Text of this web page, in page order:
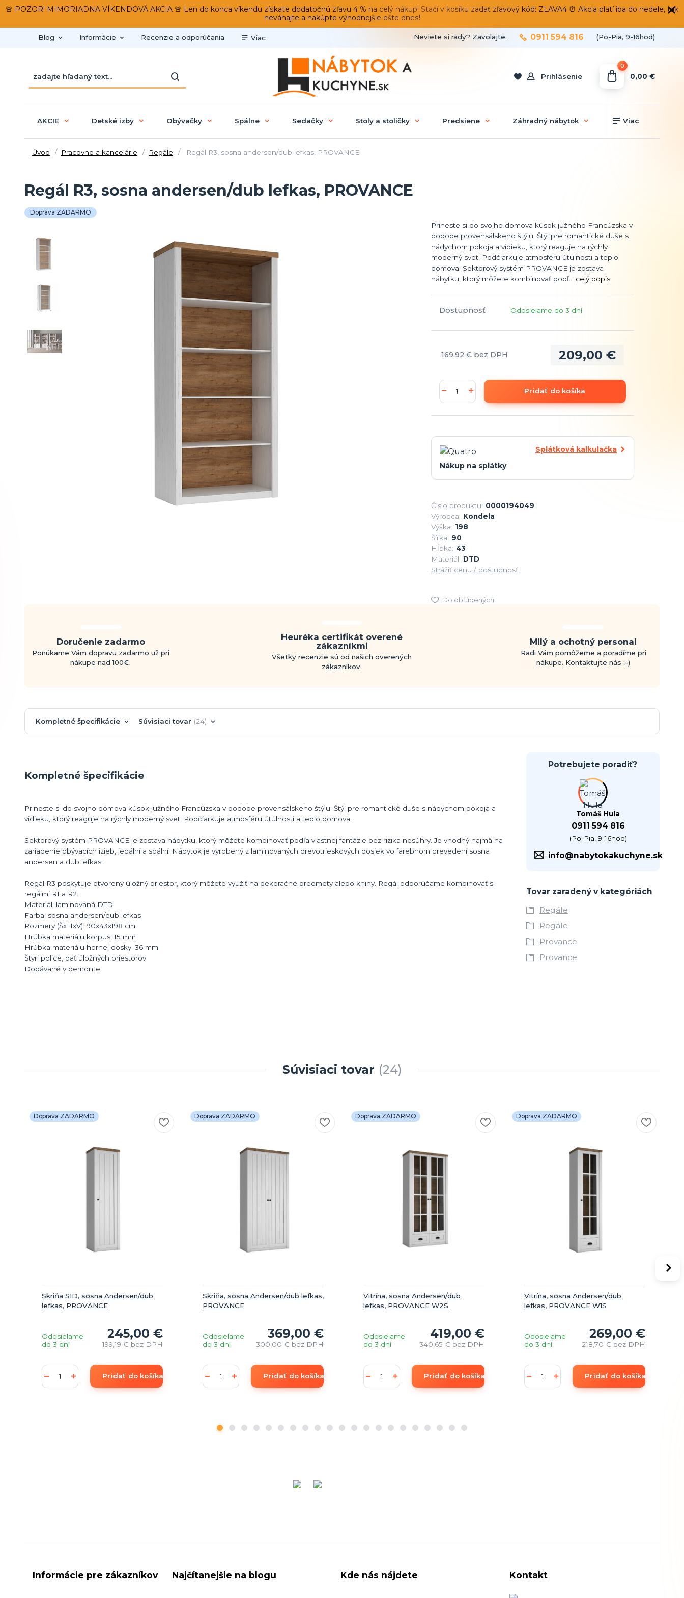
🚨 POZOR! MIMORIADNA VÍKENDOVÁ AKCIA 🚨 Len do konca víkendu získate dodatočnú zľavu 4 % na celý nákup! Stačí v košíku zadať zľavový kód: ZLAVA4 ⏰ Akcia platí iba do nedele, tak
neváhajte a nakúpte výhodnejšie ešte dnes!
Blog Informácie Recenzie a odporúčania Viac
Prihlásenie
Neviete si rady? Zavolajte. 0911 594 816 (Po-Pia, 9-16hod)
0
0,00 €
AKCIE Detské izby Obývačky Spálne Sedačky Stoly a stoličky Predsiene Záhradný nábytok Viac
Úvod Pracovne a kancelárie Regále Regál R3, sosna andersen/dub lefkas, PROVANCE
Regál R3, sosna andersen/dub lefkas, PROVANCE
Doprava ZADARMO
Prineste si do svojho domova kúsok južného Francúzska v
podobe provensálskeho štýlu. Štýl pre romantické duše s
nádychom pokoja a vidieku, ktorý reaguje na rýchly
moderný svet. Podčiarkuje atmosféru útulnosti a teplo
domova. Sektorový systém PROVANCE je zostava
nábytku, ktorý môžete kombinovať podľ... celý popis
Dostupnosť Odosielame do 3 dní
209,00 €
169,92 € bez DPH
Pridať do košíka
Splátková kalkulačka
Nákup na splátky
Číslo produktu: 0000194049
Výrobca: Kondela
Výška: 198
Šírka: 90
Hĺbka: 43
Materiál: DTD
Strážiť cenu / dostupnosť
Do obľúbených
Doručenie zadarmo
Ponúkame Vám dopravu zadarmo už pri
nákupe nad 100€.
Heuréka certifikát overené
zákazníkmi
Všetky recenzie sú od našich overených
zákazníkov.
Milý a ochotný personal
Radi Vám pomôžeme a poradíme pri
nákupe. Kontaktujte nás ;-)
Kompletné špecifikácie Súvisiaci tovar 24
Kompletné špecifikácie
Prineste si do svojho domova kúsok južného Francúzska v podobe provensálskeho štýlu. Štýl pre romantické duše s nádychom pokoja a
vidieku, ktorý reaguje na rýchly moderný svet. Podčiarkuje atmosféru útulnosti a teplo domova.
Sektorový systém PROVANCE je zostava nábytku, ktorý môžete kombinovať podľa vlastnej fantázie bez rizika nesúhry. Je vhodný najmä na
zariadenie obývacích izieb, jedální a spální. Nábytok je vyrobený z laminovaných drevotrieskových dosiek vo farebnom prevedení sosna
andersen a dub lefkas.
Regál R3 poskytuje otvorený úložný priestor, ktorý môžete využiť na dekoračné predmety alebo knihy. Regál odporúčame kombinovať s
regálmi R1 a R2.
Materiál: laminovaná DTD
Farba: sosna andersen/dub lefkas
Rozmery (ŠxHxV): 90x43x198 cm
Hrúbka materiálu korpus: 15 mm
Hrúbka materiálu hornej dosky: 36 mm
Štyri police, päť úložných priestorov
Dodávané v demonte
Potrebujete poradiť?
Tomáš Hula
0911 594 816
(Po-Pia, 9-16hod)
info@nabytokakuchyne.sk
Tovar zaradený v kategóriách
Regále
Regále
Provance
Provance
Súvisiaci tovar 24
Doprava ZADARMO
Skriňa S1D, sosna Andersen/dub
lefkas, PROVANCE
245,00 €
199,19 € bez DPH
Odosielame
do 3 dní
Pridať do košíka
Doprava ZADARMO
Skriňa, sosna Andersen/dub lefkas,
PROVANCE
369,00 €
300,00 € bez DPH
Odosielame
do 3 dní
Pridať do košíka
Doprava ZADARMO
Vitrína, sosna Andersen/dub
lefkas, PROVANCE W2S
419,00 €
340,65 € bez DPH
Odosielame
do 3 dní
Pridať do košíka
Doprava ZADARMO
Vitrína, sosna Andersen/dub
lefkas, PROVANCE W1S
269,00 €
218,70 € bez DPH
Odosielame
do 3 dní
Pridať do košíka
Informácie pre zákazníkov Najčítanejšie na blogu Kde nás nájdete Kontakt